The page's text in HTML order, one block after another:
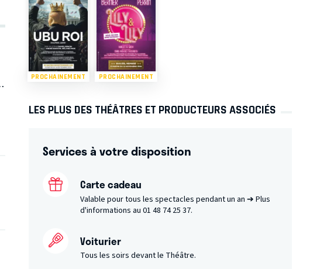
PROCHAINEMENT PROCHAINEMENT
LES PLUS DES THÉÂTRES ET PRODUCTEURS ASSOCIÉS
Services à votre disposition
Carte cadeau
Valable pour tous les spectacles pendant un an ➔ Plus
d'informations au 01 48 74 25 37.
Voiturier
Tous les soirs devant le Théâtre.